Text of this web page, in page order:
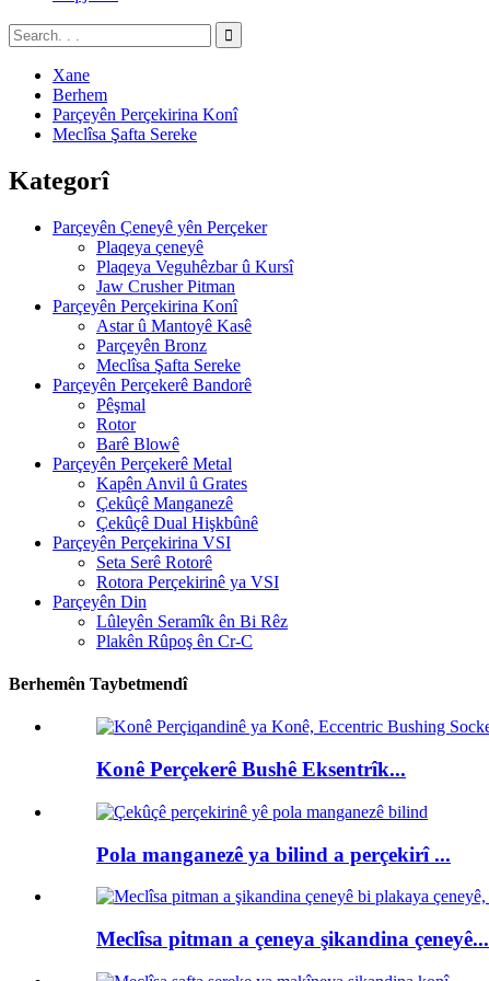
Xane
Berhem
Parçeyên Perçekirina Konî
Meclîsa Şafta Sereke
Kategorî
Parçeyên Çeneyê yên Perçeker
Plaqeya çeneyê
Plaqeya Veguhêzbar û Kursî
Jaw Crusher Pitman
Parçeyên Perçekirina Konî
Astar û Mantoyê Kasê
Parçeyên Bronz
Meclîsa Şafta Sereke
Parçeyên Perçekerê Bandorê
Pêşmal
Rotor
Barê Blowê
Parçeyên Perçekerê Metal
Kapên Anvil û Grates
Çekûçê Manganezê
Çekûçê Dual Hişkbûnê
Parçeyên Perçekirina VSI
Seta Serê Rotorê
Rotora Perçekirinê ya VSI
Parçeyên Din
Lûleyên Seramîk ên Bi Rêz
Plakên Rûpoş ên Cr-C
Berhemên Taybetmendî
Konê Perçekerê Bushê Eksentrîk...
Pola manganezê ya bilind a perçekirî ...
Meclîsa pitman a çeneya şikandina çeneyê...